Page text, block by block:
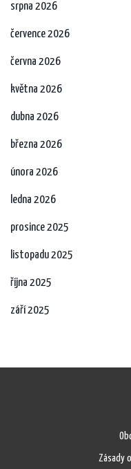
srpna 2026
července 2026
června 2026
května 2026
dubna 2026
března 2026
února 2026
ledna 2026
prosince 2025
listopadu 2025
října 2025
září 2025
Zásady